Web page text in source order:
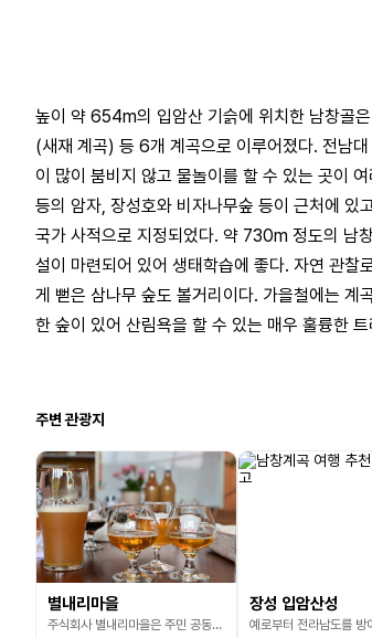
높이 약 654m의 입암산 기슭에 위치한 남창골
(새재 계곡) 등 6개 계곡으로 이루어졌다. 전남
이 많이 붐비지 않고 물놀이를 할 수 있는 곳이
등의 암자, 장성호와 비자나무숲 등이 근처에 있
국가 사적으로 지정되었다. 약 730m 정도의 남
설이 마련되어 있어 생태학습에 좋다. 자연 관찰
게 뻗은 삼나무 숲도 볼거리이다. 가을철에는 계
한 숲이 있어 산림욕을 할 수 있는 매우 훌륭한
주변 관광지
별내리마을
주식회사 별내리마을은 주민 공동체에서 출발하여 10여년의 체험 휴양마을 운영의 노하우를 바탕으로 지역 청년 중심의 경영체제로 전환하면서 결성되었다. 기존 천문체험, 도예체험, 숲체험 등 다양한 경험이 있으며 주식회사 설립을 통해 농촌에서 만드는 나만의 수제맥주 컨셉으로 양조전문가를 양성하고 새롭게 체험장을 조성하게 되었다. 아울러 기존 숙박의 퀄리티를 높이고 양질의 서비스를 제공하고자 어메니티 고급화, 친절 교육 등을 수료하고 전문 경영컨설팅을 높여 자
장성 입암산성